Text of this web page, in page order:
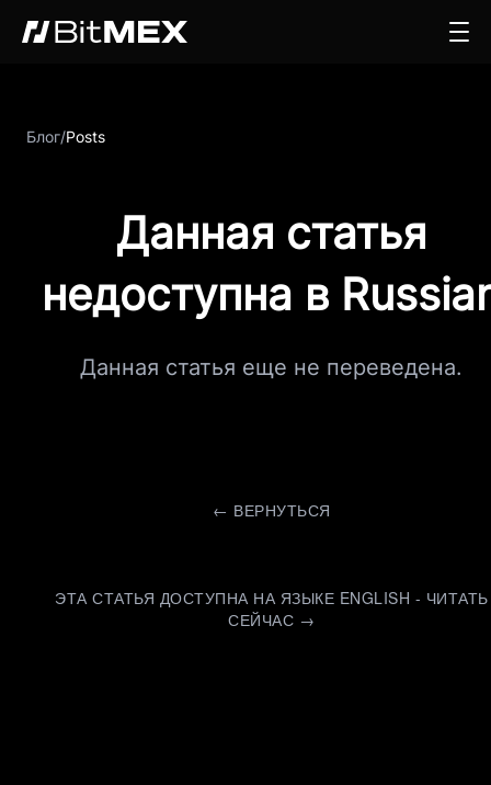
Блог/Posts
Данная статья
недоступна в
Данная статья еще не переведена.
← ВЕРНУТЬСЯ
ЭТА СТАТЬЯ ДОСТУПНА НА ЯЗЫКЕ ENGLISH - ЧИТАТЬ
СЕЙЧАС →